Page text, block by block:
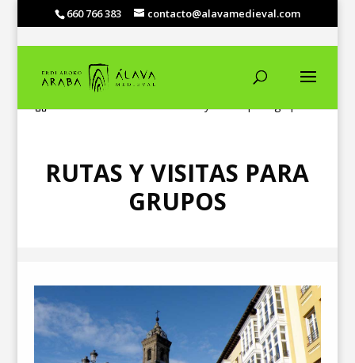
660 766 383 contacto@alavamedieval.com
RUTAS Y VISITAS PARA
GRUPOS